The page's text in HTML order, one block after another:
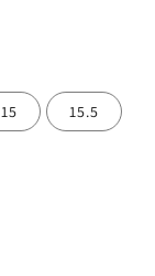
15 15.5